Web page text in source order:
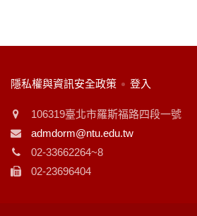
:::
隱私權與資訊安全政策 登入
106319臺北市羅斯福路四段一號
admdorm@ntu.edu.tw
02-33662264~8
02-23696404